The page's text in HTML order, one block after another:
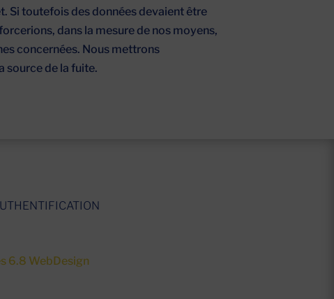
Si toutefois des données devaient être
dans la mesure de nos moyens,
concernées. Nous mettrons
source de la fuite.
6.8 WebDesign